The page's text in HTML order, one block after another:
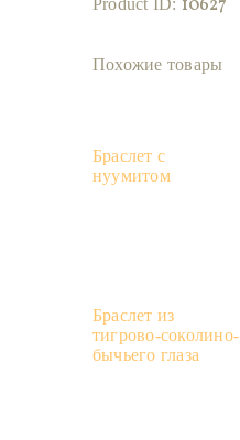
Product ID: 10627
Похожие товары
Браслет с
нуумитом
Браслет из
тигрово-соколино-
бычьего глаза